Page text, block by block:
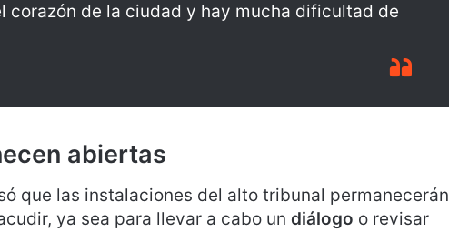
corazón de la ciudad y hay mucha dificultad de
abiertas
que las instalaciones del alto tribunal permanecerán
ya sea para llevar a cabo un diálogo o revisar